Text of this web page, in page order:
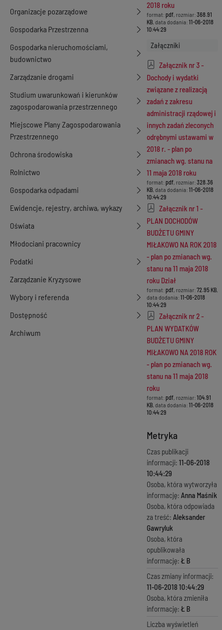
Organizacje pozarządowe
Gospodarka Przestrzenna
Gospodarka nieruchomościami,
budownictwo
Zarządzanie drogami
Studium uwarunkowań i kierunków
zagospodarowania przestrzennego
Miejscowe Plany Zagospodarowania
Przestrzennego
Ochrona środowiska
Rolnictwo
Gospodarka odpadami
Ewidencje, rejestry, archiwa, wykazy
Oświata
Młodociani pracownicy
Podatki
Zarządzanie Kryzysowe
Wybory i referenda
Dostępność
Archiwum
2018 roku
format: pdf, rozmiar: 368.91
KB, data dodania: 11-06-2018
10:44:29
Załączniki
Załącznik nr 3 -
Dochody i wydatki
związane z realizacją
zadań z zakresu
administracji rządowej i
innych zadań zleconych
odrębnymi ustawami w
2018 r. - plan po
zmianach wg. stanu na
11 maja 2018 roku
format: pdf, rozmiar: 328.36
KB, data dodania: 11-06-2018
10:44:29
Załącznik nr 1 -
PLAN DOCHODÓW
BUDŻETU GMINY
MIŁAKOWO NA ROK 2018
- plan po zmianach wg.
stanu na 11 maja 2018
roku Dział
format: pdf, rozmiar: 72.95 KB,
data dodania: 11-06-2018
10:44:29
Załącznik nr 2 -
PLAN WYDATKÓW
BUDŻETU GMINY
MIŁAKOWO NA 2018 ROK
- plan po zmianach wg.
stanu na 11 maja 2018
roku
format: pdf, rozmiar: 104.91
KB, data dodania: 11-06-2018
10:44:29
Metryka
Czas publikacji
informacji: 11-06-2018
10:44:29
Osoba, która wytworzyła
informację: Anna Maśnik
Osoba, która odpowiada
za treść: Aleksander
Gawryluk
Osoba, która
opublikowała
informację: Ł B
Czas zmiany informacji:
11-06-2018 10:44:29
Osoba, która zmieniła
informację: Ł B
Liczba wyświetleń